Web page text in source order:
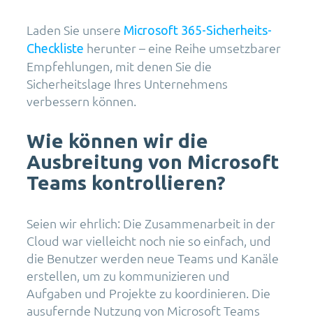
Laden Sie unsere Microsoft 365-Sicherheits-
Checkliste herunter – eine Reihe umsetzbarer
Empfehlungen, mit denen Sie die
Sicherheitslage Ihres Unternehmens
verbessern können.
Wie können wir die
Ausbreitung von Microsoft
Teams kontrollieren?
Seien wir ehrlich: Die Zusammenarbeit in der
Cloud war vielleicht noch nie so einfach, und
die Benutzer werden neue Teams und Kanäle
erstellen, um zu kommunizieren und
Aufgaben und Projekte zu koordinieren. Die
ausufernde Nutzung von Microsoft Teams